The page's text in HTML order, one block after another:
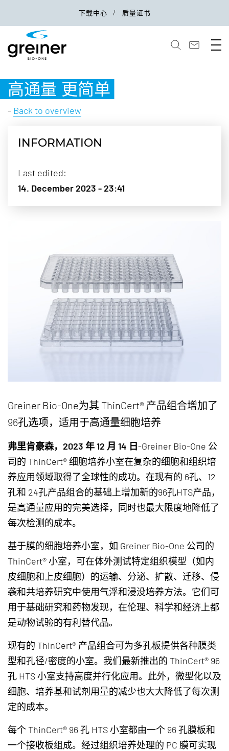
下载中心 质量证书
高通量 更简单
- Back to overview
INFORMATION
Last edited:
14. December 2023 - 23:41
Greiner Bio-One为其 ThinCert® 产品组合增加了
96孔选项，适用于高通量细胞培养
弗里肯豪森，2023 年 12 月 14 日-Greiner Bio-One 公
司的 ThinCert® 细胞培养小室在复杂的细胞和组织培
养应用领域取得了全球性的成功。在现有的 6孔、12
孔和 24孔产品组合的基础上增加新的96孔HTS产品，
是高通量应用的完美选择，同时也最大限度地降低了
每次检测的成本。
基于膜的细胞培养小室，如 Greiner Bio-One 公司的
ThinCert® 小室，可在体外测试特定组织模型（如内
皮细胞和上皮细胞）的运输、分泌、扩散、迁移、侵
袭和共培养研究中使用气浮和浸没培养方法。它们可
用于基础研究和药物发现，在伦理、科学和经济上都
是动物试验的有利替代品。
现有的 ThinCert® 产品组合可为多孔板提供各种膜类
型和孔径/密度的小室。我们最新推出的 ThinCert® 96
孔 HTS 小室支持高度并行化应用。此外，微型化以及
细胞、培养基和试剂用量的减少也大大降低了每次测
定的成本。
每个 ThinCert® 96 孔 HTS 小室都由一个 96 孔膜板和
一个接收板组成。经过组织培养处理的 PC 膜可实现